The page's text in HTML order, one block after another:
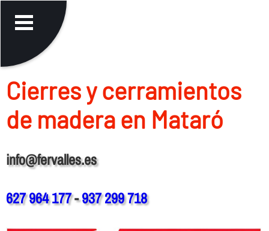
Cierres y cerramientos
de madera en Mataró
info@fervalles.es
627 964 177-937 299 718